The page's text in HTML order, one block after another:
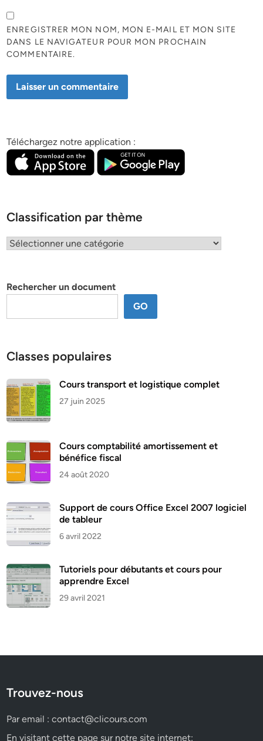
ENREGISTRER MON NOM, MON E-MAIL ET MON SITE
DANS LE NAVIGATEUR POUR MON PROCHAIN
COMMENTAIRE.
Téléchargez notre application :
Classification par thème
Classification
Rechercher un document
GO
Classes populaires
Cours transport et logistique complet
27 juin 2025
Cours comptabilité amortissement et
bénéfice fiscal
24 août 2020
Support de cours Office Excel 2007 logiciel
de tableur
6 avril 2022
Tutoriels pour débutants et cours pour
apprendre Excel
29 avril 2021
Trouvez-nous
Par email :contact@clicours.com
En visitant cette page sur notre site internet: